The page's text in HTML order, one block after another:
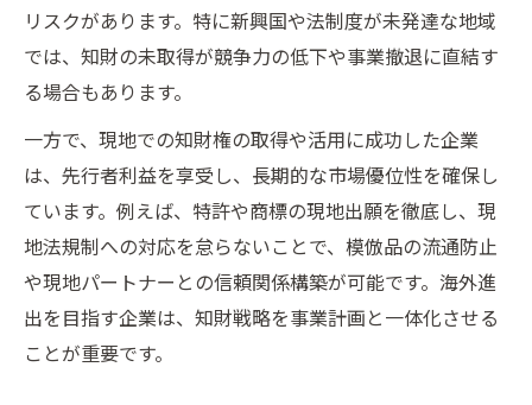
リスクがあります。特に新興国や法制度が未発達な地域
では、知財の未取得が競争力の低下や事業撤退に直結す
る場合もあります。
一方で、現地での知財権の取得や活用に成功した企業
は、先行者利益を享受し、長期的な市場優位性を確保し
ています。例えば、特許や商標の現地出願を徹底し、現
地法規制への対応を怠らないことで、模倣品の流通防止
や現地パートナーとの信頼関係構築が可能です。海外進
出を目指す企業は、知財戦略を事業計画と一体化させる
ことが重要です。